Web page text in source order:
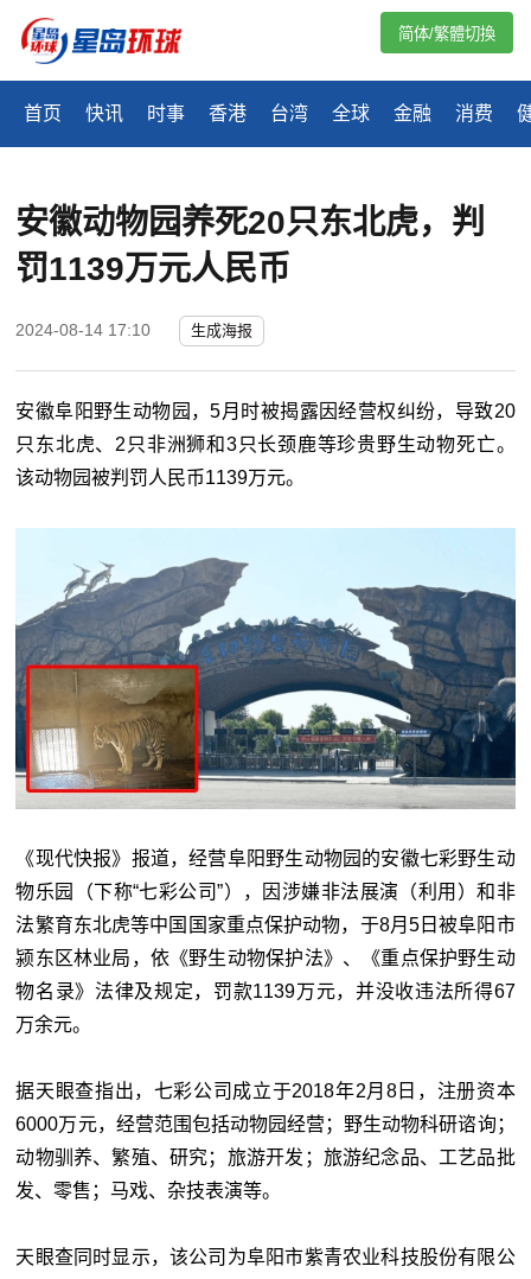
首页 快讯 时事 香港 台湾 全球 金融 消费
简体/繁體切換
安徽动物园养死20只东北虎，判
罚1139万元人民币
2024-08-14 17:10 生成海报
安徽阜阳野生动物园，5月时被揭露因经营权纠纷，导致20
只东北虎、2只非洲狮和3只长颈鹿等珍贵野生动物死亡。
该动物园被判罚人民币1139万元。
《现代快报》报道，经营阜阳野生动物园的安徽七彩野生动
物乐园（下称“七彩公司”），因涉嫌非法展演（利用）和非
法繁育东北虎等中国国家重点保护动物，于8月5日被阜阳市
颍东区林业局，依《野生动物保护法》、《重点保护野生动
物名录》法律及规定，罚款1139万元，并没收违法所得67
万余元。
据天眼查指出，七彩公司成立于2018年2月8日，注册资本
6000万元，经营范围包括动物园经营；野生动物科研谘询；
动物驯养、繁殖、研究；旅游开发；旅游纪念品、工艺品批
发、零售；马戏、杂技表演等。
天眼查同时显示，该公司为阜阳市紫青农业科技股份有限公